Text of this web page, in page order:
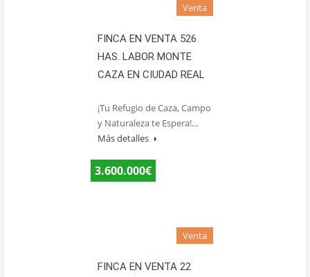
Venta
FINCA EN VENTA 526
HAS. LABOR MONTE
CAZA EN CIUDAD REAL
¡Tu Refugio de Caza, Campo
y Naturaleza te Espera!…
Más detalles
3.600.000€
Venta
FINCA EN VENTA 22